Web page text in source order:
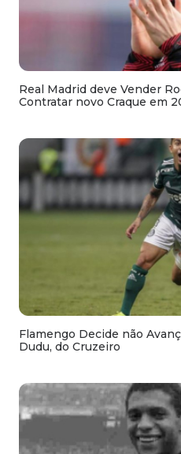
Real Madrid deve Vender
Contratar novo Craque em
Flamengo Decide não
Dudu, do Cruzeiro